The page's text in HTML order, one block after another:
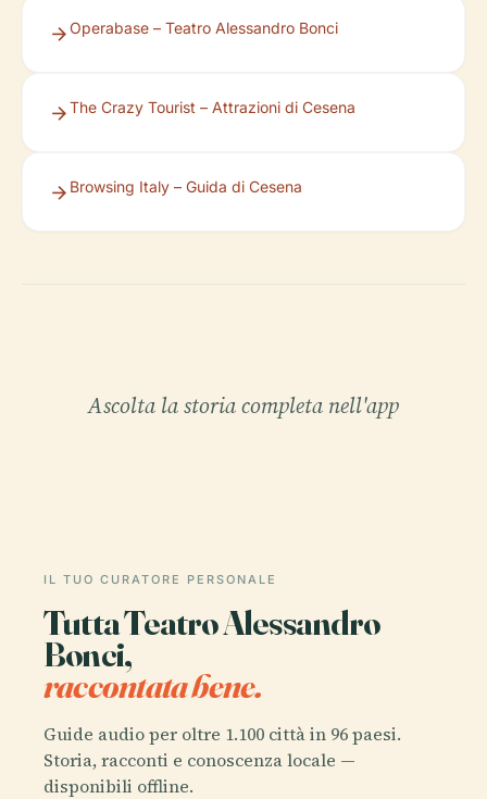
Operabase – Teatro Alessandro Bonci
The Crazy Tourist – Attrazioni di Cesena
Browsing Italy – Guida di Cesena
Ascolta la storia completa nell'app
IL TUO CURATORE PERSONALE
Tutta Teatro Alessandro
Bonci,
raccontata bene.
Guide audio per oltre 1.100 città in 96 paesi.
Storia, racconti e conoscenza locale —
disponibili offline.